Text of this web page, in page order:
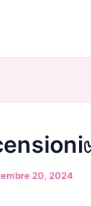
20, 2024